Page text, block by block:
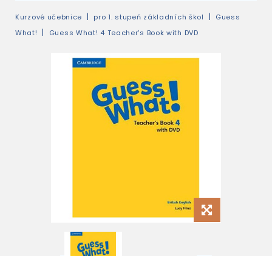
Kurzové učebnice pro 1. stupeň základních škol
Guess
What!
Guess What! 4 Teacher's Book with DVD